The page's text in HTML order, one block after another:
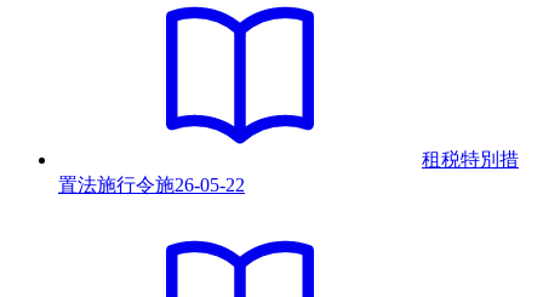
租税特別措
置法施行令施26-05-22